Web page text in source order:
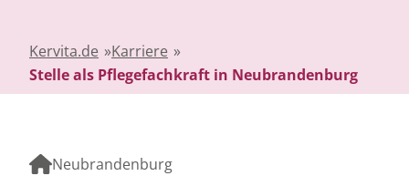
Kervita.de »Karriere »
Stelle als Pflegefachkraft in Neubrandenburg
Neubrandenburg